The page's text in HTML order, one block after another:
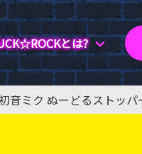
とは?
音ミク ぬーどるストッ